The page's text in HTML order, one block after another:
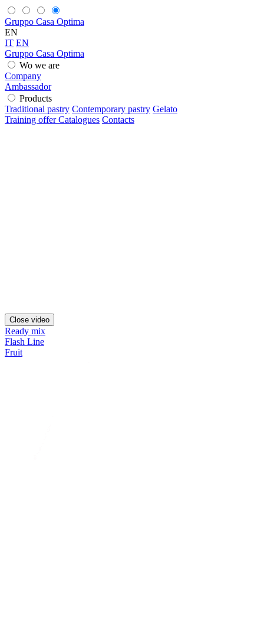
Gruppo Casa Optima
EN
IT EN
Gruppo Casa Optima
Wo we are
Company
Ambassador
Products
Traditional pastry Contemporary pastry Gelato
Training offerCatalogues Contacts
Close video
Ready mix
Flash Line
Fruit